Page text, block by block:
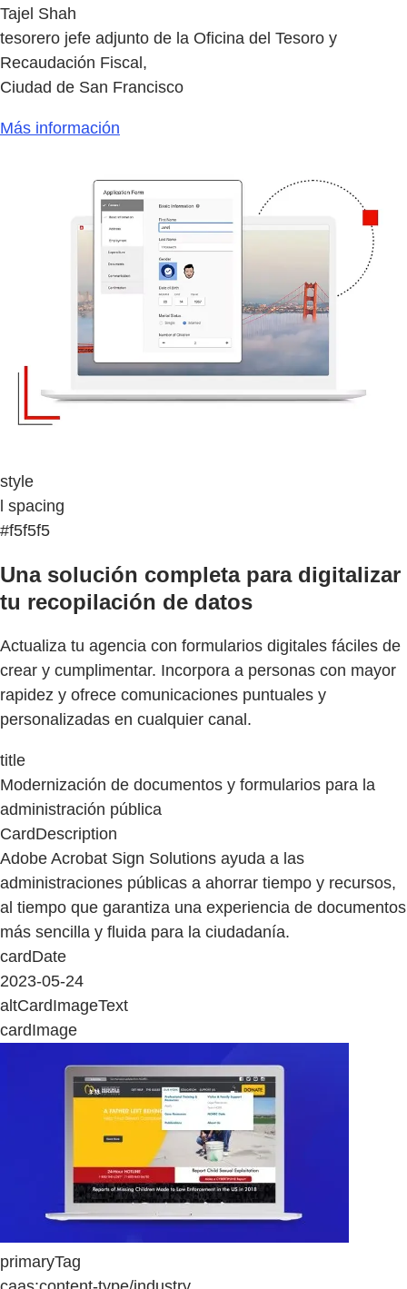
Tajel Shah
tesorero jefe adjunto de la Oficina del Tesoro y
Recaudación Fiscal,
Ciudad de San Francisco
Más información
style
l spacing
#f5f5f5
Una solución completa para digitalizar
tu recopilación de datos
Actualiza tu agencia con formularios digitales fáciles de
crear y cumplimentar. Incorpora a personas con mayor
rapidez y ofrece comunicaciones puntuales y
personalizadas en cualquier canal.
title
Modernización de documentos y formularios para la
administración pública
CardDescription
Adobe Acrobat Sign Solutions ayuda a las
administraciones públicas a ahorrar tiempo y recursos,
al tiempo que garantiza una experiencia de documentos
más sencilla y fluida para la ciudadanía.
cardDate
2023-05-24
altCardImageText
cardImage
primaryTag